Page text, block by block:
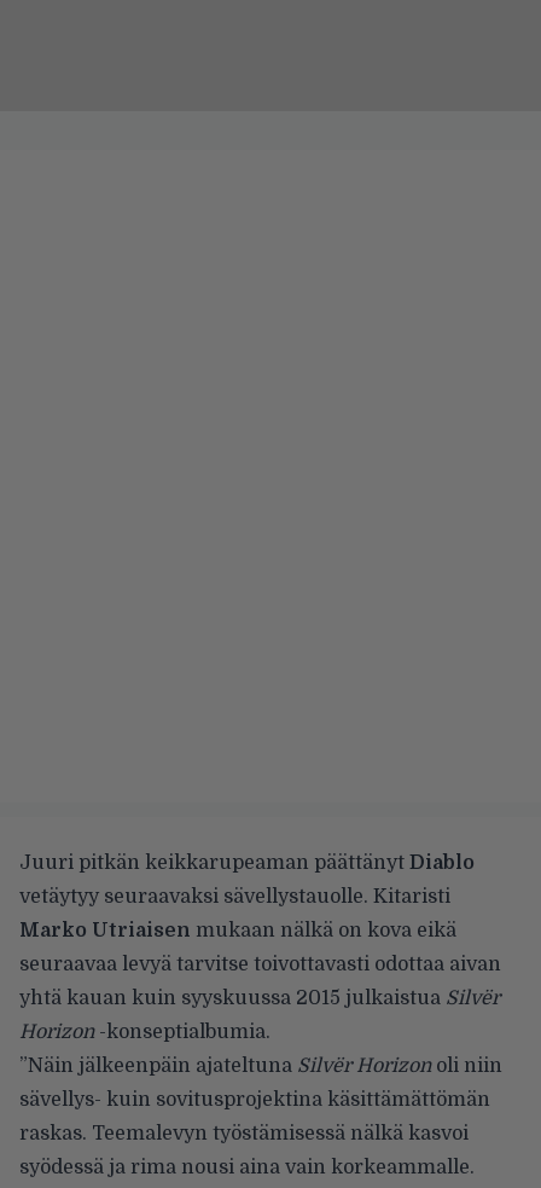
Juuri pitkän keikkarupeaman päättänyt Diablo
vetäytyy seuraavaksi sävellystauolle. Kitaristi
Marko Utriaisen mukaan nälkä on kova eikä
seuraavaa levyä tarvitse toivottavasti odottaa aivan
yhtä kauan kuin syyskuussa 2015 julkaistua Silvër
Horizon-konseptialbumia.
”Näin jälkeenpäin ajateltuna Silvër Horizonoli niin
sävellys- kuin sovitusprojektina käsittämättömän
raskas. Teemalevyn työstämisessä nälkä kasvoi
syödessä ja rima nousi aina vain korkeammalle.